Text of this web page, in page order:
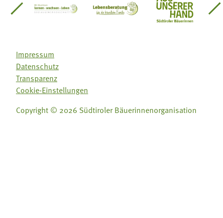
Südtirol
Gärtnervereinigung
Sozialgenossenschaft Mit Bäuerinnen lernen -
Lebensberatung für dieAus unserer
Impressum
Datenschutz
Transparenz
Cookie-Einstellungen
Copyright © 2026 Südtiroler Bäuerinnenorganisation